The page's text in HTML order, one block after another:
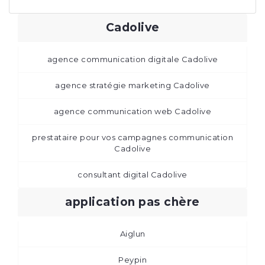
Cadolive
agence communication digitale Cadolive
agence stratégie marketing Cadolive
agence communication web Cadolive
prestataire pour vos campagnes communication
Cadolive
consultant digital Cadolive
application pas chère
Aiglun
Peypin